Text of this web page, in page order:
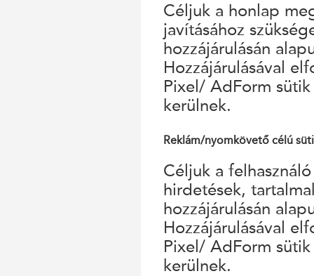
Céljuk a honlap
javításához
hozzájárulásán
Hozzájárulásával
Pixel/ AdForm
kerülnek.
Reklám/nyomkövető célú
Céljuk a
hirdetések,
hozzájárulásán
Hozzájárulásával
Pixel/ AdForm
kerülnek.